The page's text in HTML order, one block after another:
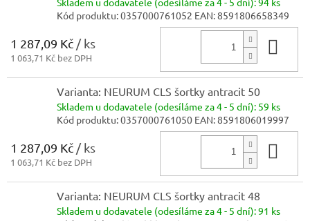
Kód produktu:0357000761052 EAN:8591806658349
1 287,09 Kč / ks
1 063,71 Kč bez DPH
Varianta: NEURUM CLS šortky antracit 50
Skladem u dodavatele (odesíláme za 4 - 5 dní): 59 ks
Kód produktu:0357000761050 EAN:8591806019997
1 287,09 Kč / ks
1 063,71 Kč bez DPH
Varianta: NEURUM CLS šortky antracit 48
Skladem u dodavatele (odesíláme za 4 - 5 dní):91 ks